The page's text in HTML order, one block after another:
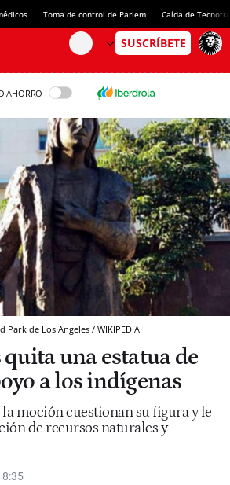
Toma de control de Parlem Caída de
AHORRO
Park de Los Angeles / WIKIPEDIA
quita una estatua de
a los indígenas
moción cuestionan su figura y le
de recursos naturales y